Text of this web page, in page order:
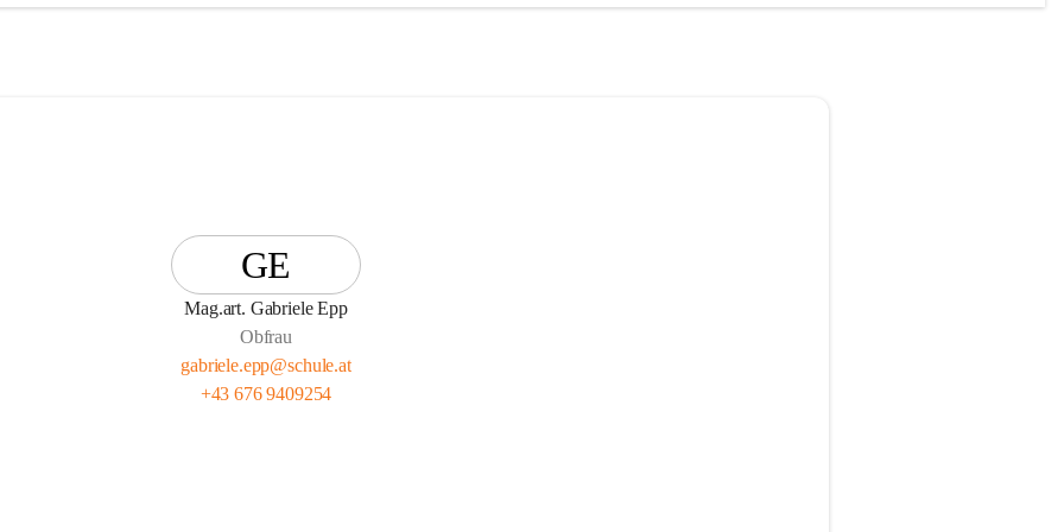
GE
Mag.art. Gabriele Epp
Obfrau
gabriele.epp@schule.at
+43 676 9409254